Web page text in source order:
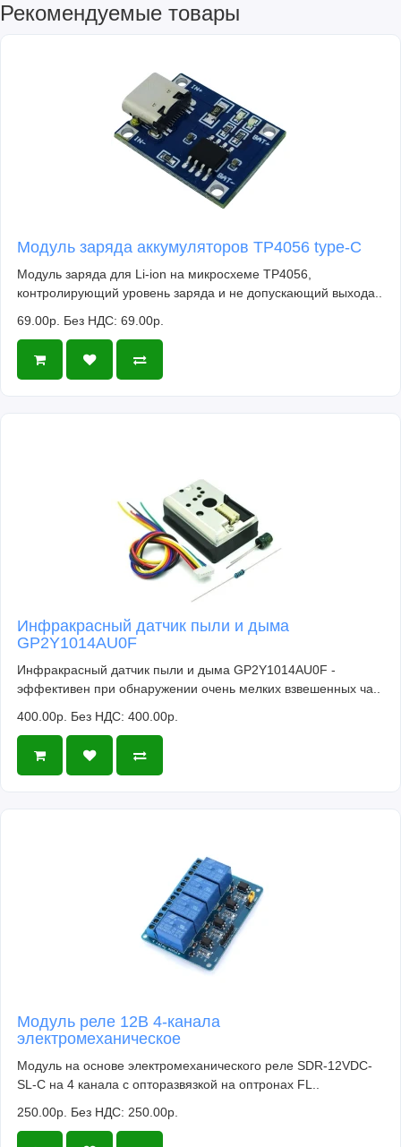
Рекомендуемые товары
Модуль заряда аккумуляторов TP4056 type-C
Модуль заряда для Li-ion на микросхеме TP4056,
контролирующий уровень заряда и не допускающий выхода..
69.00р. Без НДС: 69.00р.
Инфракрасный датчик пыли и дыма
GP2Y1014AU0F
Инфракрасный датчик пыли и дыма GP2Y1014AU0F -
эффективен при обнаружении очень мелких взвешенных ча..
400.00р. Без НДС: 400.00р.
Модуль реле 12В 4-канала
электромеханическое
Модуль на основе электромеханического реле SDR-12VDC-
SL-C на 4 канала с опторазвязкой на оптронах FL..
250.00р. Без НДС: 250.00р.